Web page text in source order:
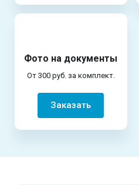
Фото на документы
От 300 руб. за комплект.
Заказать